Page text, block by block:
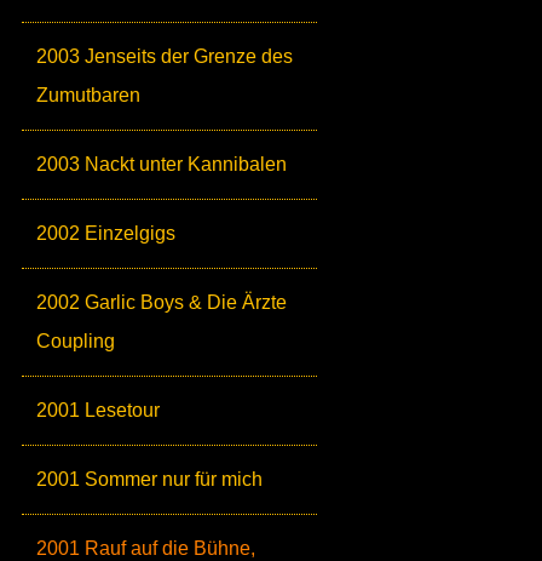
2003 Jenseits der Grenze des
Zumutbaren
2003 Nackt unter Kannibalen
2002 Einzelgigs
2002 Garlic Boys & Die Ärzte
Coupling
2001 Lesetour
2001 Sommer nur für mich
2001 Rauf auf die Bühne,